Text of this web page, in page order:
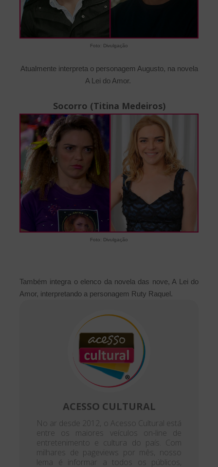
Foto: Divulgação
Atualmente interpreta o personagem Augusto, na novela
A Lei do Amor.
Socorro (Titina Medeiros)
Foto: Divulgação
Também integra o elenco da novela das nove, A Lei do
Amor, interpretando a personagem Ruty Raquel.
ACESSO CULTURAL
No ar desde 2012, o Acesso Cultural está
entre os maiores veículos on-line de
entretenimento e cultura do país. Com
milhares de pageviews por mês, nosso
lema é informar a todos os públicos,